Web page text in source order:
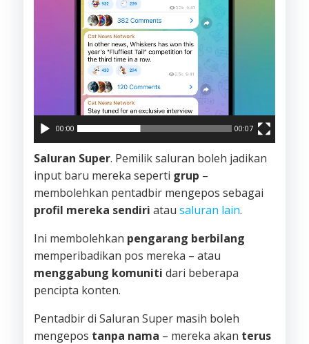
00:00 00:07
Saluran Super. Pemilik saluran boleh jadikan
input baru mereka seperti grup –
membolehkan pentadbir mengepos sebagai
profil mereka sendiri atau saluran lain.
Ini membolehkan pengarang berbilang
memperibadikan pos mereka – atau
menggabung komuniti dari beberapa
pencipta konten.
Pentadbir di Saluran Super masih boleh
mengepos tanpa nama – mereka akan terus